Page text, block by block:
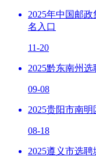
2025年中国邮
名入口
11-20
2025黔东南州
09-08
2025贵阳市南
08-18
2025遵义市选